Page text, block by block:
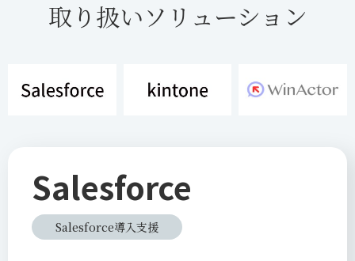
取り扱いソリューション
Salesforce
Salesforce導入支援